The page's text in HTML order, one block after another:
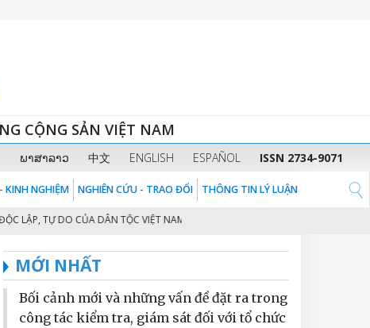
CỘNG SẢN VIỆT NAM
ພາສາລາວ 中文 ENGLISH ESPAÑOL ISSN 2734-9071
KINH NGHIỆM NGHIÊN CỨU - TRAO ĐỔI THÔNG TIN LÝ LUẬN
TỰ DO CỦA DÂN TỘC VIỆT NAM
MỚI NHẤT
Bối cảnh mới và những vấn đề đặt ra trong
công tác kiểm tra, giám sát đối với tổ chức